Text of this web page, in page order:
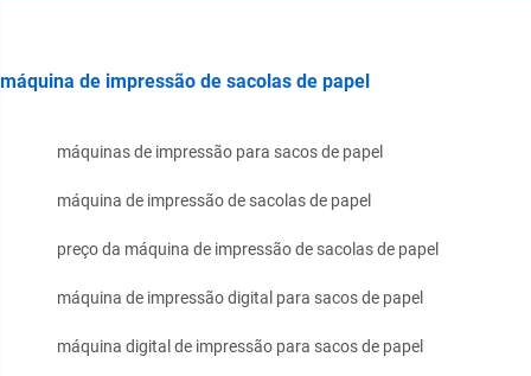
máquina de impressão de sacolas de papel
máquinas de impressão para sacos de papel
máquina de impressão de sacolas de papel
preço da máquina de impressão de sacolas de papel
máquina de impressão digital para sacos de papel
máquina digital de impressão para sacos de papel